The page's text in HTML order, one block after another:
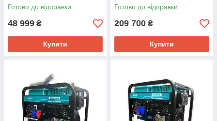
Готово до відправки
48 999 ₴
Купити
Готово до відправки
209 700 ₴
Купити